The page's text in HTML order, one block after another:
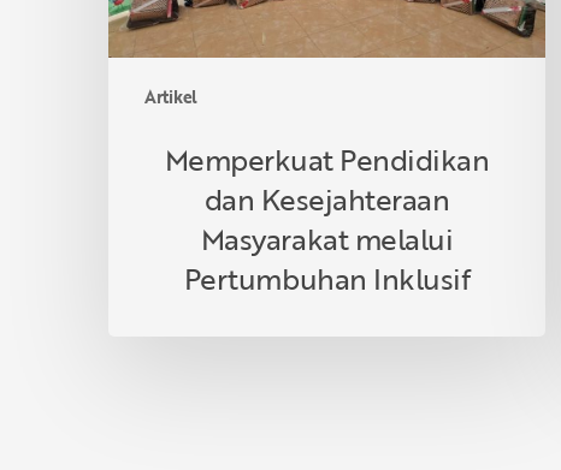
Artikel
Memperkuat Pendidikan
dan Kesejahteraan
Masyarakat melalui
Pertumbuhan Inklusif